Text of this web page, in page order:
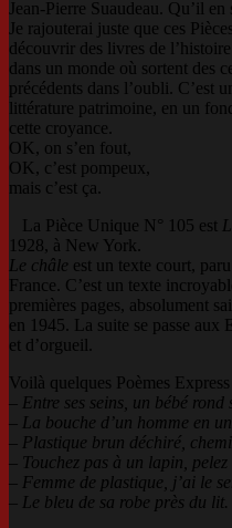
Jean-Pierre Suaudeau. Qu’il
Je rajouterai juste que ces
découvrir des livres de
dans un monde où sortent des
précédents dans l’oubli. C’est
littérature patrimoine, en un
cette croyance.
OK, on s’en fout,
OK, c’est pompeux,
mais c’est ça.
La Pièce Unique N° 105 est
1928, à New York.
Le châle est un texte court,
France. C’est un texte
premières pages, absolument
en 1945. La suite se passe aux
et d’orgueil.
Voilà quelques Poèmes
– Entre ses seins, un bébé rond
– La bouche d’un homme en
– Plastique brun déchiré,
– Touchez pas à un lapin, pelez
– Femme de plastique, j’ai le
– Le bleu de sa robe près du